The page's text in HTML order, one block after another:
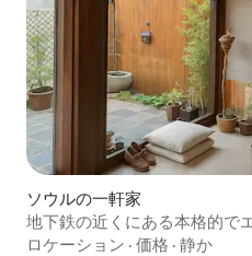
ソウルの一軒家
地下鉄の近くにある本格的で
屋
ロケーション · 価格 · 静か